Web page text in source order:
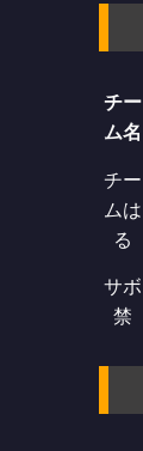
チー
ム名
チー
ムは
る
サボ
禁